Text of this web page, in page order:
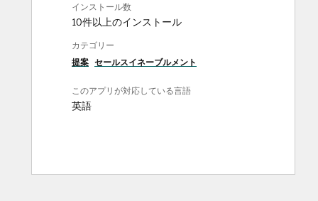
インストール数
10件以上のインストール
カテゴリー
提案 セールスイネーブルメント
このアプリが対応している言語
英語